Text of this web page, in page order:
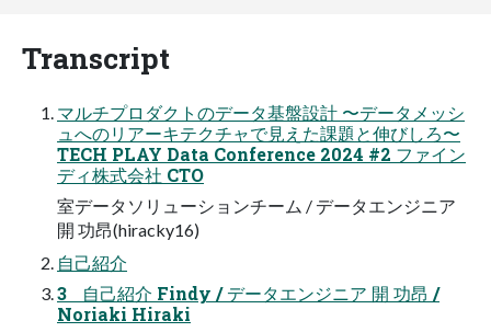
Transcript
マルチプロダクトのデータ基盤設計 〜データメッシ
ュへのリアーキテクチャで見えた課題と伸びしろ〜
TECH PLAY Data Conference 2024 #2 ファイン
ディ株式会社 CTO
室データソリューションチーム / データエンジニア
開 功昂(hiracky16)
自己紹介
3 自己紹介 Findy / データエンジニア 開 功昂 /
Noriaki Hiraki